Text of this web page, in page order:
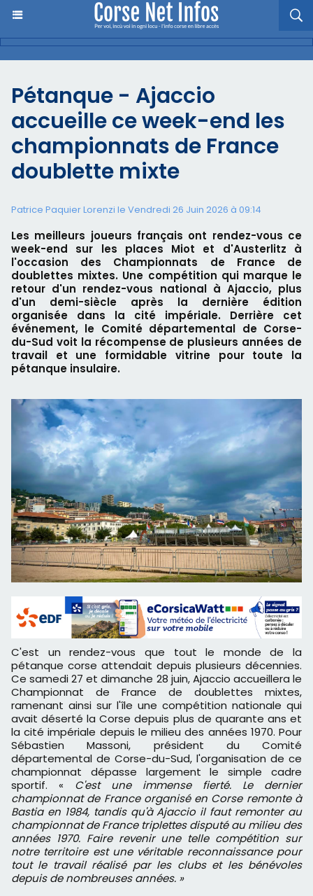
Pétanque - Ajaccio
accueille ce week-end les
championnats de France
doublette mixte
Patrice Paquier Lorenzi le Vendredi 26 Juin 2026 à 09:14
Les meilleurs joueurs français ont rendez-vous ce
week-end sur les places Miot et d'Austerlitz à
l'occasion des Championnats de France de
doublettes mixtes. Une compétition qui marque le
retour d'un rendez-vous national à Ajaccio, plus
d'un demi-siècle après la dernière édition
organisée dans la cité impériale. Derrière cet
événement, le Comité départemental de Corse-
du-Sud voit la récompense de plusieurs années de
travail et une formidable vitrine pour toute la
pétanque insulaire.
C'est un rendez-vous que tout le monde de la
pétanque corse attendait depuis plusieurs décennies.
Ce samedi 27 et dimanche 28 juin, Ajaccio accueillera le
Championnat de France de doublettes mixtes,
ramenant ainsi sur l'île une compétition nationale qui
avait déserté la Corse depuis plus de quarante ans et
la cité impériale depuis le milieu des années 1970. Pour
Sébastien Massoni, président du Comité
départemental de Corse-du-Sud, l'organisation de ce
championnat dépasse largement le simple cadre
sportif. « C'est une immense fierté. Le dernier
championnat de France organisé en Corse remonte à
Bastia en 1984, tandis qu'à Ajaccio il faut remonter au
championnat de France triplettes disputé au milieu des
années 1970. Faire revenir une telle compétition sur
notre territoire est une véritable reconnaissance pour
tout le travail réalisé par les clubs et les bénévoles
depuis de nombreuses années. »